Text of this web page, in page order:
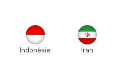
Indonésie Iran